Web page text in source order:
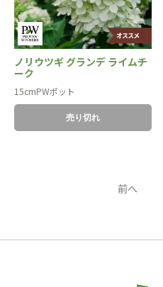
ノリウツギ グランデ ライムチ
ーク
15cmPWポット
売り切れ
前へ